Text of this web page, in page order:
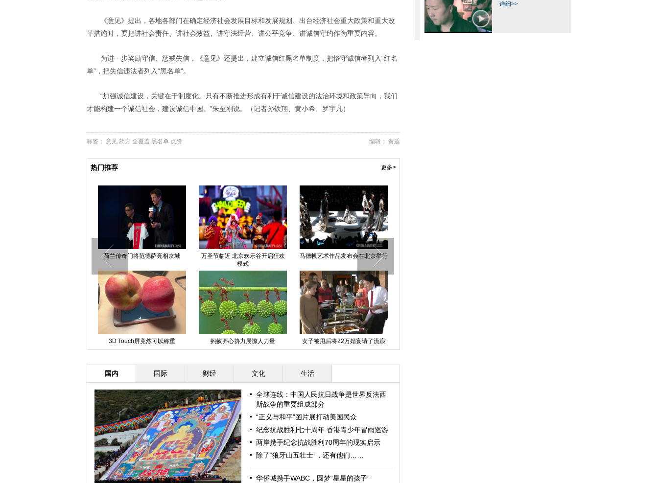
《意见》提出，各地各部门在确定经济社会发展目标和发展规划、出台经济社会重大政策和重大改
革措施时，要把讲社会责任、讲社会效益、讲守法经营、讲公平竞争、讲诚信守约作为重要内容。
为进一步奖励守信、惩戒失信，《意见》还提出，建立诚信红黑名单制度，把恪守诚信者列入“红名
单”，把失信违法者列入“黑名单”。
“加强诚信建设，关键在于制度化。只有不断推进形成有利于诚信建设的法治环境和政策导向，我们
才能构建一个诚信社会，建设诚信中国。”朱至刚说。（记者孙铁翔、黄小希、罗宇凡）
编辑： 黄适
标签： 意见 药方 全覆盖 黑名单 点赞
热门推荐 更多>
荷兰传奇门将范德萨亮相京城
万圣节临近 北京欢乐谷开启狂欢
模式
马德帆艺术作品发布会在北京举行
3D Touch屏竟然可以称重 蚂蚁齐心协力展惊人力量
女子被甩后将22万婚宴请了流浪
汉
国内 国际 财经 文化 生活
全球连线：中国人民抗日战争是世界反法西
斯战争的重要组成部分
“正义与和平”图片展打动美国民众
纪念抗战胜利七十周年 香港青少年冒雨巡游
两岸携手纪念抗战胜利70周年的现实启示
除了“狼牙山五壮士”，还有他们……
华侨城携手WABC，圆梦“星星的孩子”
详细>>